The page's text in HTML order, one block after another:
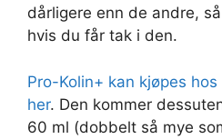
dårligere enn de andre,
hvis du får tak i den.
Pro-Kolin+ kan kjøpes
her. Den kommer
60 ml (dobbelt så mye